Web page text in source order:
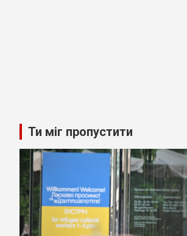
Ти міг пропустити